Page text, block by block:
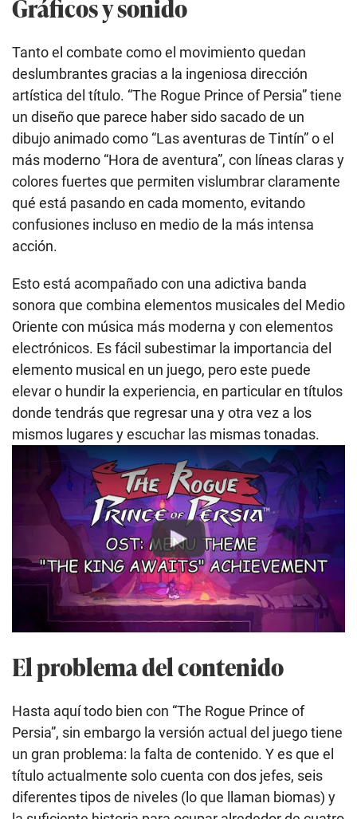
Gráficos y sonido
Tanto el combate como el movimiento quedan
deslumbrantes gracias a la ingeniosa dirección
artística del título. “The Rogue Prince of Persia” tiene
un diseño que parece haber sido sacado de un
dibujo animado como “Las aventuras de Tintín” o el
más moderno “Hora de aventura”, con líneas claras y
colores fuertes que permiten vislumbrar claramente
qué está pasando en cada momento, evitando
confusiones incluso en medio de la más intensa
acción.
Esto está acompañado con una adictiva banda
sonora que combina elementos musicales del Medio
Oriente con música más moderna y con elementos
electrónicos. Es fácil subestimar la importancia del
elemento musical en un juego, pero este puede
elevar o hundir la experiencia, en particular en títulos
donde tendrás que regresar una y otra vez a los
mismos lugares y escuchar las mismas tonadas.
Play
El problema del contenido
Hasta aquí todo bien con “The Rogue Prince of
Persia”, sin embargo la versión actual del juego tiene
un gran problema: la falta de contenido. Y es que el
título actualmente solo cuenta con dos jefes, seis
diferentes tipos de niveles (lo que llaman biomas) y